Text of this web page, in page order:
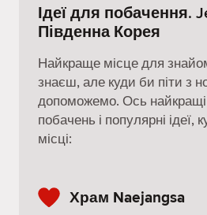
Ідеї для побачення.
Південна Корея
Найкраще місце для
знаєш, але куди би піти з
допоможемо. Ось
побачень і популярні ідеї,
місці:
Храм Naejangsa